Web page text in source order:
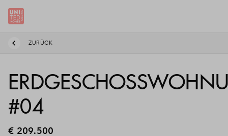
ZURÜCK
#04
€ 209.500